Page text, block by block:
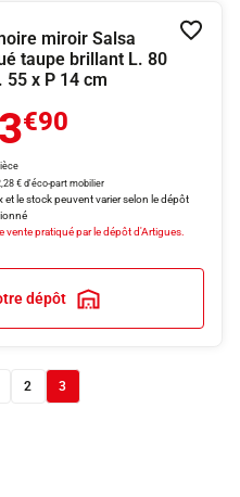
miroir Salsa
taupe brillant L. 80
55 x P 14 cm
€90
€ d'éco-part mobilier
et le stock peuvent varier selon le dépôt
vente pratiqué par le dépôt d'Artigues.
dépôt
2 3